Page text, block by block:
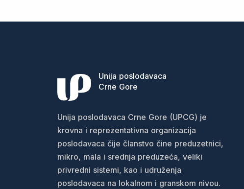
Unija poslodavaca
Crne Gore
Unija poslodavaca Crne Gore (UPCG) je
krovna i reprezentativna organizacija
poslodavaca čije članstvo čine preduzetnici,
mikro, mala i srednja preduzeća, veliki
privredni sistemi, kao i udruženja
poslodavaca na lokalnom i granskom nivou.